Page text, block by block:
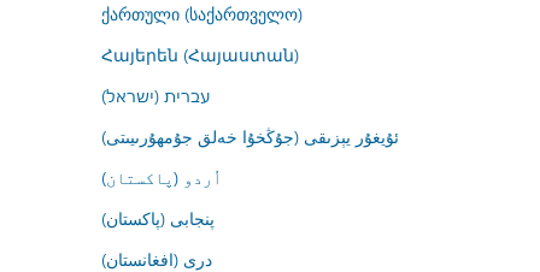
ქართული (საქართველო)
Հայերեն (Հայաստան)
עברית (ישראל)
ئۇيغۇر يېزىقى (جۇڭخۇا خەلق جۇمھۇرىيىتى)
اُردو (پاکستان)
پنجابی (پاکستان)
درى (افغانستان)